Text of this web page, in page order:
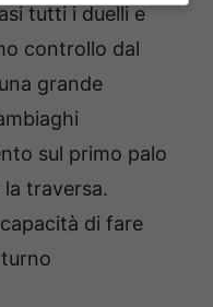
tutti i duelli e
controllo dal
grande
sul primo palo
traversa.
di fare